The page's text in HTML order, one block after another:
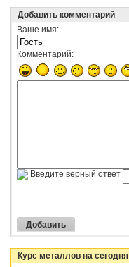
Добавить комментарий
Ваше имя:
Комментарий:
Введите верный ответ
Курс металлов на сегодня